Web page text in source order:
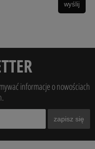
wyślij
informacje o nowościach
zapisz się